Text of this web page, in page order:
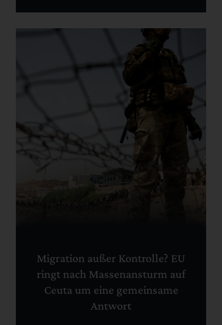
Migration außer Kontrolle? EU
ringt nach Massenansturm auf
Ceuta um eine gemeinsame
Antwort